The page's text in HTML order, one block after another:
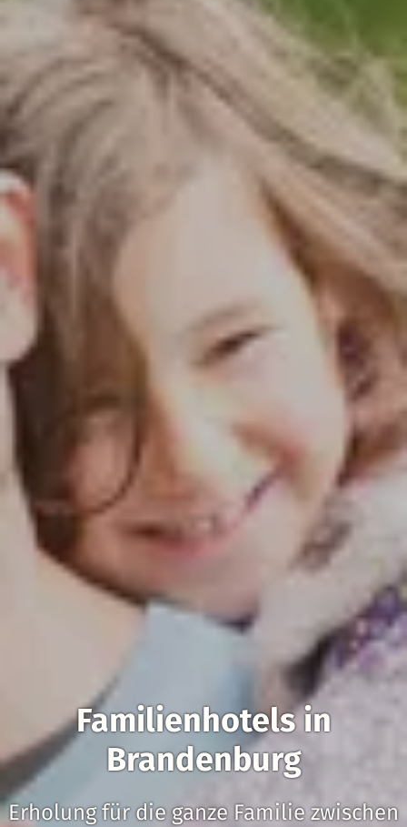
Familienhotels in
Brandenburg
Erholung für die ganze Familie zwischen